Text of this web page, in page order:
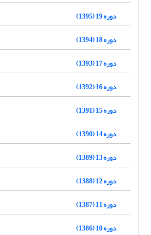
دوره 19 (1395)
دوره 18 (1394)
دوره 17 (1393)
دوره 16 (1392)
دوره 15 (1391)
دوره 14 (1390)
دوره 13 (1389)
دوره 12 (1388)
دوره 11 (1387)
دوره 10 (1386)